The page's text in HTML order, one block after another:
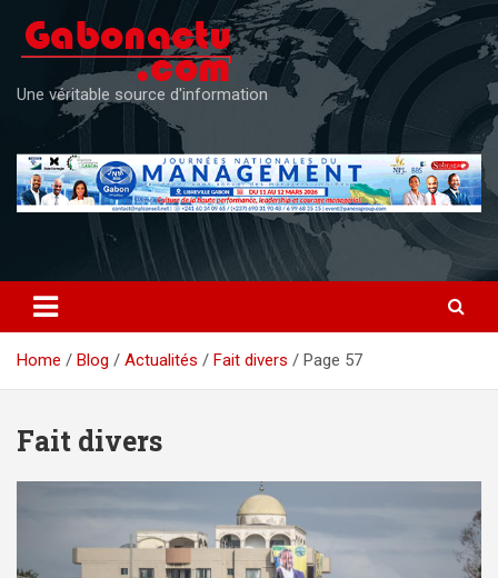
content
Une véritable source d'information
Home Blog Actualités Fait divers Page 57
Fait divers